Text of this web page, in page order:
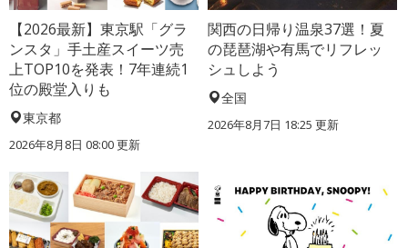
【2026最新】東京駅「グラ
ンスタ」手土産スイーツ売
上TOP10を発表！7年連続1
位の殿堂入りも
東京都
2026年8月8日 08:00更新
関西の日帰り温泉37選！夏
の琵琶湖や有馬でリフレッ
シュしよう
全国
2026年8月7日 18:25 更新